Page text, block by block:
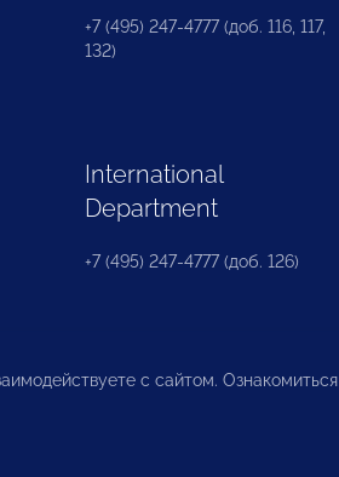
+7 (495) 247-4777 (доб. 116, 117,
132)
International
Department
+7 (495) 247-4777 (доб. 126)
с сайтом. Ознакомиться